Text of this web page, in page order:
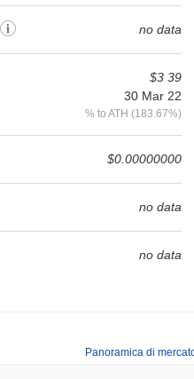
no data
$3 39
30 Mar 22
% to ATH (183.67%)
$0.00000000
no data
no data
Panoramica di